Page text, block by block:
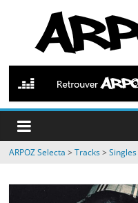
contenu
ARPOZ
Selecta
by
ARPOZ
BENNO
ARPOZ Selecta >Tracks>Singles